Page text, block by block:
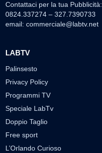
Contattaci per la tua Pubblicità:
0824.337274 – 327.7390733
email: commerciale@labtv.net
LABTV
Palinsesto
Privacy Policy
Programmi TV
Speciale LabTv
Doppio Taglio
Free sport
L’Orlando Curioso